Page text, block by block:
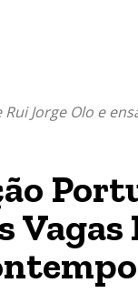
Jorge Olo e